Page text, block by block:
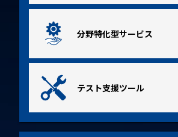
分野特化型サービス
テスト支援ツール